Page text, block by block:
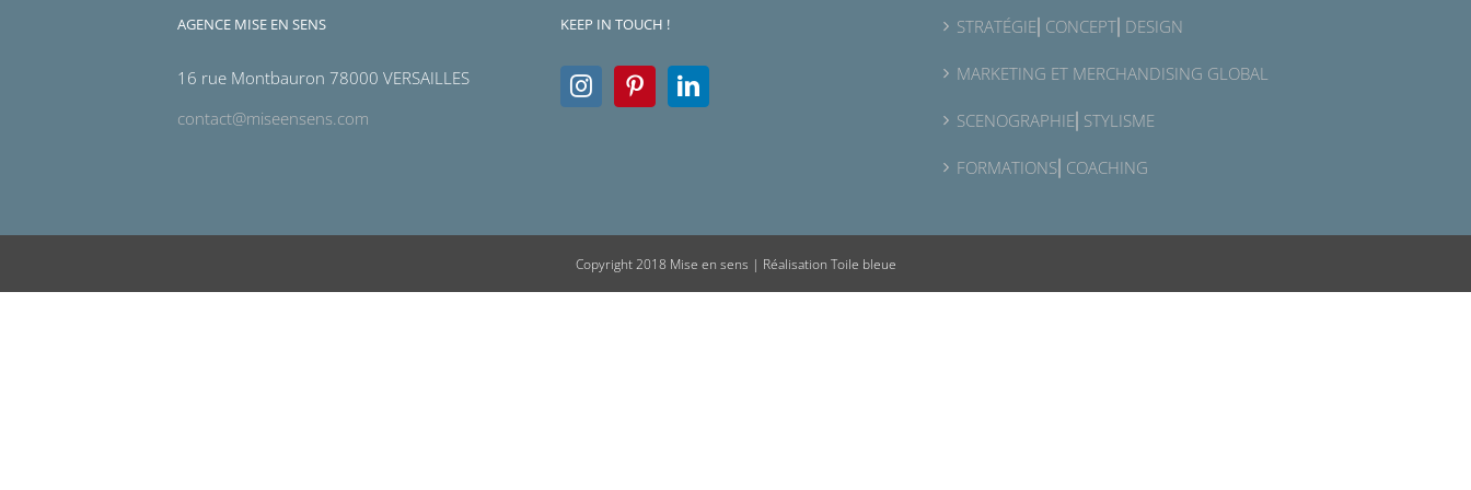
AGENCE MISE EN SENS
16 rue Montbauron 78000 VERSAILLES
contact@miseensens.com
KEEP IN TOUCH ! STRATÉGIE⎜CONCEPT⎜DESIGN
MARKETING ET MERCHANDISING GLOBAL
SCENOGRAPHIE⎜STYLISME
FORMATIONS⎜COACHING
Copyright 2018 Mise en sens | Réalisation Toile bleue